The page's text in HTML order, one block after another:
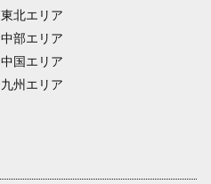
東北エリア
中部エリア
中国エリア
九州エリア